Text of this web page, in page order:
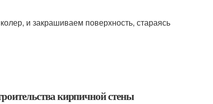
и закрашиваем поверхность, стараясь
кирпичной стены